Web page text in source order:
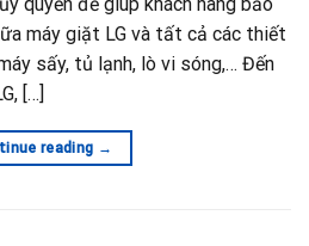
quyền để giúp khách hàng bảo
máy giặt LG và tất cả các thiết
sấy, tủ lạnh, lò vi sóng,… Đến
[…]
reading →